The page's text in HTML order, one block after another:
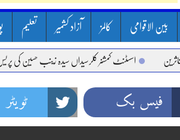
بین الاقوامی کالمز آزاد کشمیر تعلیم
اسسٹنٹ کمشنر کلرسیداں سیدہ زینب حسین کی پریس
فیس بک ٹویٹر